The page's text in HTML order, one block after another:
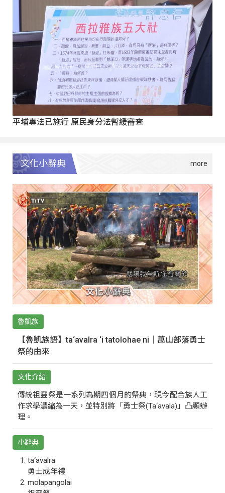
平埔專法已施行 原民身分法暫緩審查
文化小辭典
魯凱族
【魯凱族語】ta‘avalra ‘i tatolohae ni｜萬山部落勇士
祭的由來
文化介紹
傳統祖靈祭是一系列為期四個月的祭典，現今配合族人工
作求學濃縮為一天，並特別將「勇士祭(Ta‘avala)」凸顯辦
理。
小辭典
ta‘avalra
勇士成年禮
molapangolai